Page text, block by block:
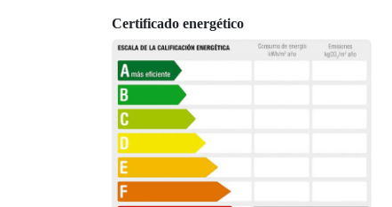
Certificado energético